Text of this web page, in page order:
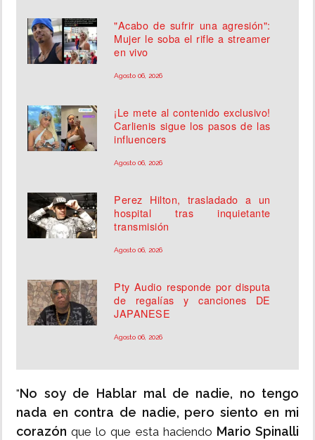
"Acabo de sufrir una agresión":
Mujer le soba el rifle a streamer
en vivo
Agosto 06, 2026
¡Le mete al contenido exclusivo!
Carlienis sigue los pasos de las
influencers
Agosto 06, 2026
Perez Hilton, trasladado a un
hospital tras inquietante
transmisión
Agosto 06, 2026
Pty Audio responde por disputa
de regalías y canciones DE
JAPANESE
Agosto 06, 2026
"No soy de Hablar mal de nadie, no tengo
nada en contra de nadie, pero siento en mi
corazón que lo que esta haciendo Mario Spinalli